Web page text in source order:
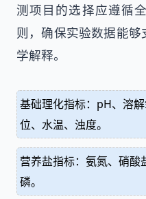
测项目的选择应遵循
则，确保实验数据能
学解释。
基础理化指标：pH、溶
位、水温、浊度。
营养盐指标：氨氮、硝酸
磷。